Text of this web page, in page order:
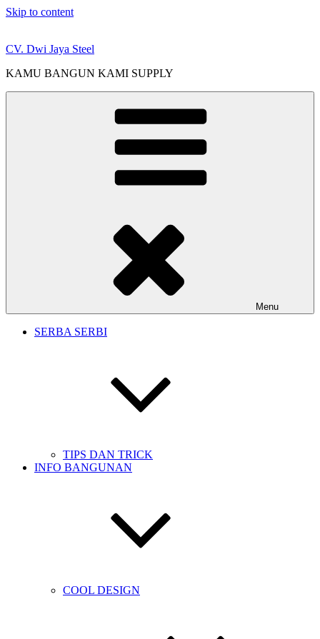
Skip to content
CV. Dwi Jaya Steel
KAMU BANGUN KAMI SUPPLY
Menu
SERBA SERBI
TIPS DAN TRICK
INFO BANGUNAN
COOL DESIGN